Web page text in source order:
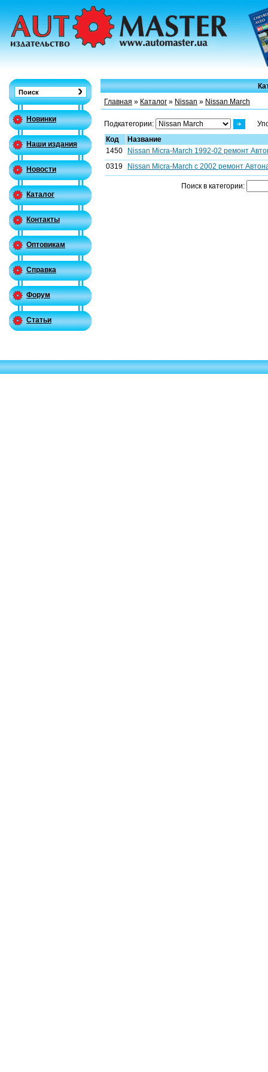
Новинки
Наши издания
Новости
Каталог
Контакты
Оптовикам
Справка
Форум
Статьи
Главная » Каталог » Nissan » Nissan March
Подкатегории:
Код
Название
1450
Nissan Micra-March 1992-02 ремонт
0319
Nissan Micra-March c 2002 ремонт
Поиск в категории: